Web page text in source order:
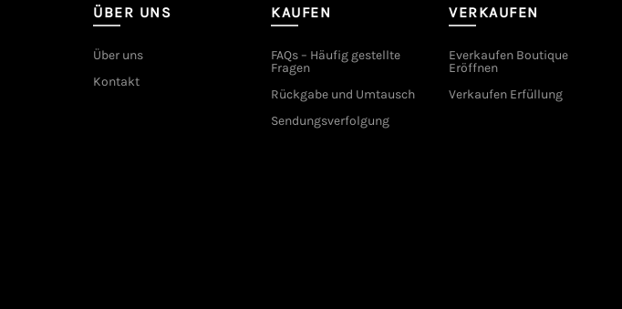
ÜBER UNS
Über uns
Kontakt
KAUFEN
FAQs – Häufig gestellte
Fragen
Rückgabe und Umtausch
Sendungsverfolgung
VERKAUFEN
Everkaufen Boutique
Eröffnen
Verkaufen Erfüllung